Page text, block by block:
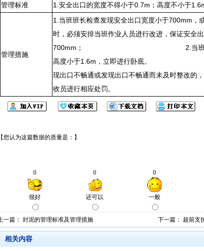
管理标准
1.安全出口的宽度不得小于0.7m；高度不小于
管理措施
1.当班班长检查发现安全出口宽度小于700mm，
时，必须安排当班作业人员进行改进，保证安全
700mm； 2.当班班长检查
高度小于1.6m，立即进行
现出口不畅通或发现出口不畅通而未及时整改的
收员进行相应处罚。
下一篇： 超前支
上一篇： 封泥的管理标准及管理措施
相关内容